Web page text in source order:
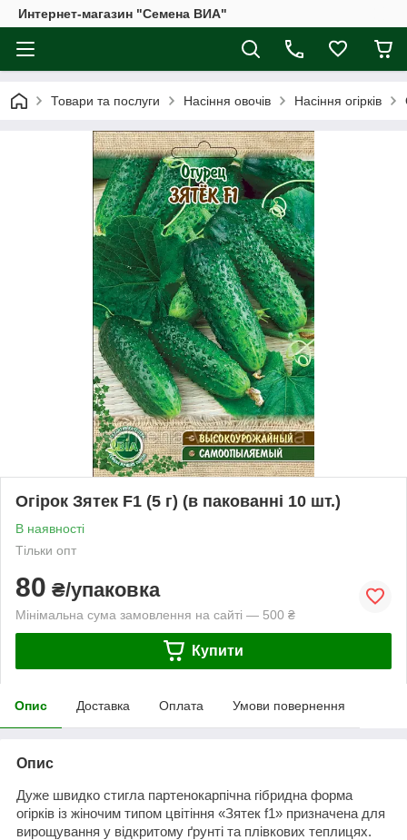
Интернет-магазин "Семена ВИА"
Товари та послуги Насіння овочів Насіння огірків
Огірок Зятек F1 (5 г) (в пакованні 10 шт.)
В наявності
Тільки опт
80 ₴/упаковка
Мінімальна сума замовлення на сайті — 500 ₴
Купити
Опис Доставка Оплата Умови повернення
Опис
Дуже швидко стигла партенокарпічна гібридна форма
огірків із жіночим типом цвітіння «Зятек f1» призначена для
вирощування у відкритому ґрунті та плівкових теплицях.